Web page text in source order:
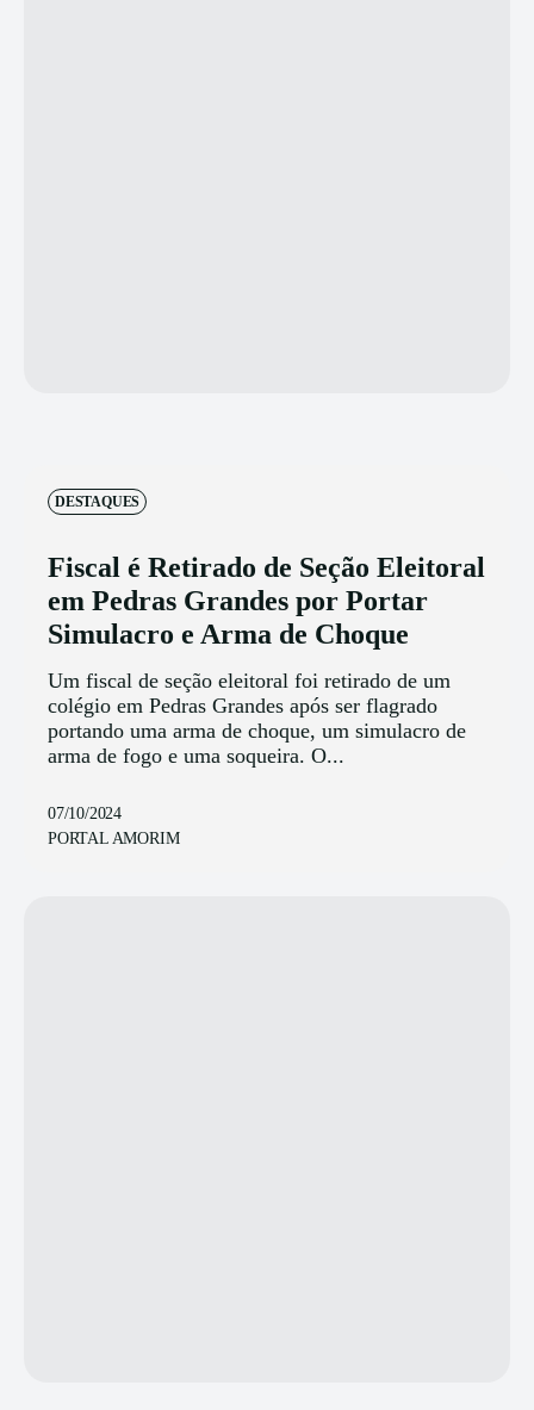
DESTAQUES
Fiscal é Retirado de Seção Eleitoral
em Pedras Grandes por Portar
Simulacro e Arma de Choque
Um fiscal de seção eleitoral foi retirado de um
colégio em Pedras Grandes após ser flagrado
portando uma arma de choque, um simulacro de
arma de fogo e uma soqueira. O...
07/10/2024
PORTAL AMORIM